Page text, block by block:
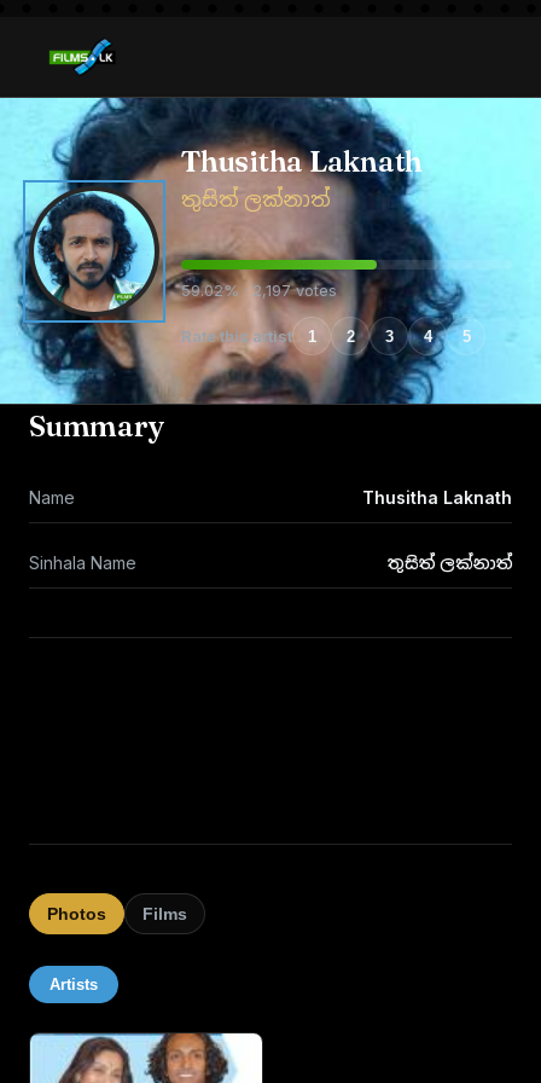
Thusitha Laknath
තුසිත් ලක්නාත්
59.02% · 2,197 votes
Rate this artist 1 2 3 4 5
Summary
Name Thusitha Laknath
Sinhala Name තුසිත් ලක්නාත්
Photos Films
Artists